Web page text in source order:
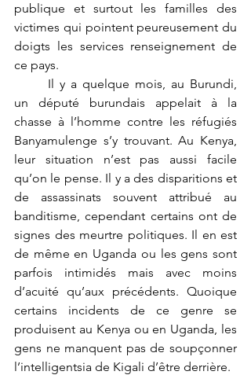
publique et surtout les familles des
victimes qui pointent peureusement du
doigts les services renseignement de
ce pays.
un député burundais appelait à la
chasse à l’homme contre les réfugiés
Banyamulenge s’y trouvant. Au Kenya,
leur situation n’est pas aussi facile
qu’on le pense. Il y a des disparitions et
de assassinats souvent attribué au
banditisme, cependant certains ont de
signes des meurtre politiques. Il en est
de même en Uganda ou les gens sont
parfois intimidés mais avec moins
d’acuité qu’aux précédents. Quoique
certains incidents de ce genre se
produisent au Kenya ou en Uganda, les
gens ne manquent pas de soupçonner
l’intelligentsia de Kigali d’être derrière.